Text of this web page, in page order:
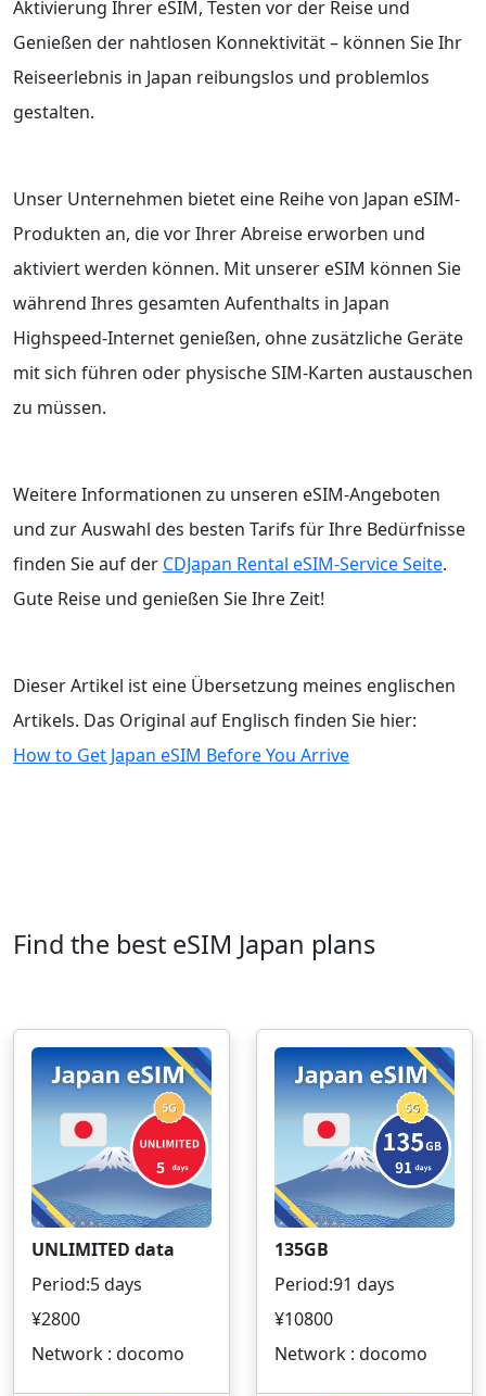
Aktivierung Ihrer eSIM, Testen vor der Reise und
Genießen der nahtlosen Konnektivität – können Sie Ihr
Reiseerlebnis in Japan reibungslos und problemlos
gestalten.
Unser Unternehmen bietet eine Reihe von Japan eSIM-
Produkten an, die vor Ihrer Abreise erworben und
aktiviert werden können. Mit unserer eSIM können Sie
während Ihres gesamten Aufenthalts in Japan
Highspeed-Internet genießen, ohne zusätzliche Geräte
mit sich führen oder physische SIM-Karten austauschen
zu müssen.
Weitere Informationen zu unseren eSIM-Angeboten
und zur Auswahl des besten Tarifs für Ihre Bedürfnisse
finden Sie auf der CDJapan Rental eSIM-Service Seite.
Gute Reise und genießen Sie Ihre Zeit!
Dieser Artikel ist eine Übersetzung meines englischen
Artikels. Das Original auf Englisch finden Sie hier:
How to Get Japan eSIM Before You Arrive
Find the best eSIM Japan plans
UNLIMITED data
Period:5 days
¥2800
Network : docomo
135GB
Period:91 days
¥10800
Network : docomo